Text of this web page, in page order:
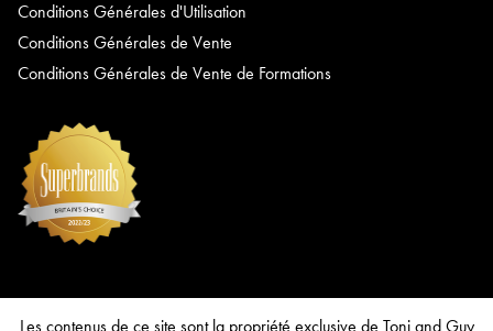
Conditions Générales d'Utilisation
Conditions Générales de Vente
Conditions Générales de Vente de Formations
Les contenus de ce site sont la propriété exclusive de Toni and Guy